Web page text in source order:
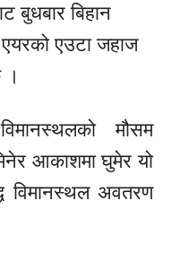
बुधबार बिहान
एयरको एउटा जहाज
।
मौसम
आकाशमा घुमेर यो
विमानस्थल अवतरण